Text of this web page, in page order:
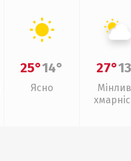
25°14°
Ясно
27°